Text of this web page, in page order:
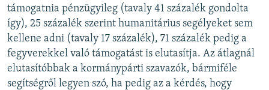
támogatnia pénzügyileg (tavaly 41 százalék gondolta
így), 25 százalék szerint humanitárius segélyeket sem
kellene adni (tavaly 17 százalék), 71 százalék pedig a
fegyverekkel való támogatást is elutasítja. Az átlagnál
elutasítóbbak a kormánypárti szavazók, bármiféle
segítségről legyen szó, ha pedig az a kérdés, hogy